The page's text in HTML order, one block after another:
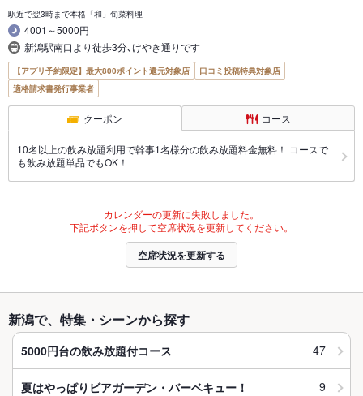
駅近で翌3時まで本格「和」旬菜料理
4001～5000円
新潟駅南口より徒歩3分､けやき通りです
【アプリ予約限定】最大800ポイント還元対象店
口コミ投稿特典対象店
適格請求書発行事業者
クーポン コース
10名以上の飲み放題利用で幹事1名様分の飲み放題料金無料！ コースで
も飲み放題単品でもOK！
カレンダーの更新に失敗しました。
下記ボタンを押して空席状況を更新してください。
空席状況を更新する
新潟で、特集・シーンから探す
5000円台の飲み放題付コース 47
夏はやっぱりビアガーデン・バーベキュー！ 9